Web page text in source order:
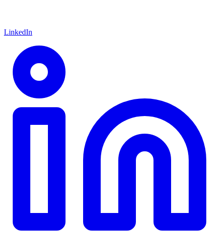
LinkedIn